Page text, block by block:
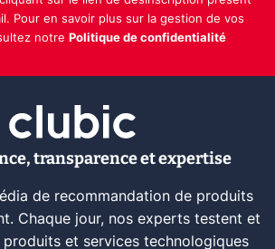
Pour en savoir plus sur la gestion de vos
notre Politique de confidentialité
transparence et expertise
de recommandation de produits
Chaque jour, nos experts testent et
et services technologiques